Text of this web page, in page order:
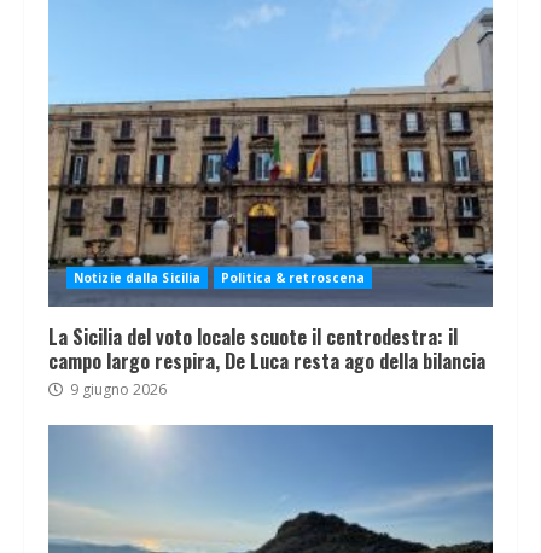
Notizie dalla Sicilia Politica & retroscena
La Sicilia del voto locale scuote il centrodestra: il
campo largo respira, De Luca resta ago della bilancia
9 giugno 2026